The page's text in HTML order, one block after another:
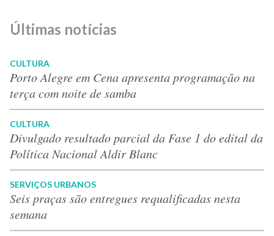
Últimas notícias
CULTURA
Porto Alegre em Cena apresenta programação na
terça com noite de samba
CULTURA
Divulgado resultado parcial da Fase 1 do edital da
Política Nacional Aldir Blanc
SERVIÇOS URBANOS
Seis praças são entregues requalificadas nesta
semana